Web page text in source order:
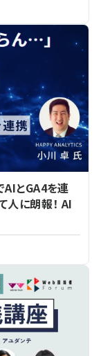
AIとGA4を連
人に朗報！ AI